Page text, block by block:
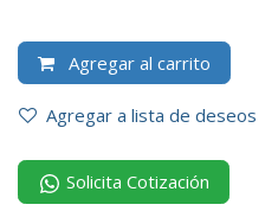
Agregar al carrito
Agregar a lista de deseos
Solicita Cotización